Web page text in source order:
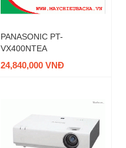
PANASONIC PT-
VX400NTEA
24,840,000 VNĐ